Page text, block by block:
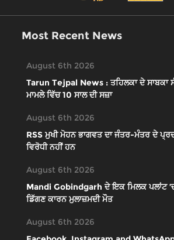
Most Recent News
August 6th 2026
Tarun Tejpal News : ਤਹਿਲਕਾ ਦੇ ਸਾਬਕਾ
ਮਾਮਲੇ ਵਿੱਚ 10 ਸਾਲ ਦੀ ਸਜ਼ਾ
August 6th 2026
RSS ਮੁਖੀ ਮੋਹਨ ਭਾਗਵਤ ਦਾ ਜੰਤਰ-ਮੰਤਰ ਦੇ
ਵਿਰੋਧੀ ਨਹੀਂ ਹਨ
August 6th 2026
Mandi Gobindgarh ਦੇ ਇਕ ਮਿਲਕ ਪਲਾਂਟ
ਡਿੱਗਣ ਕਾਰਨ ਮੁਲਾਜ਼ਮਦੀ ਮੌਤ
August 6th 2026